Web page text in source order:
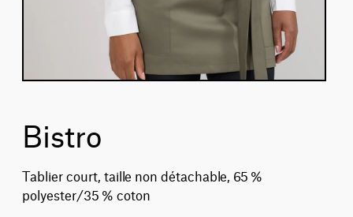
Bistro
Tablier court, taille non détachable, 65 %
polyester/35 % coton